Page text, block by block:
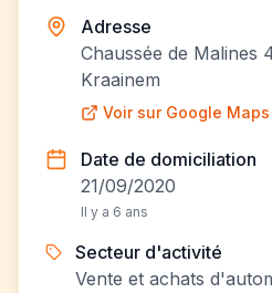
Adresse
Chaussée de Malines
Kraainem
Voir sur Google Maps
Date de domiciliation
21/09/2020
Il y a 6 ans
Secteur d'activité
Vente et achats